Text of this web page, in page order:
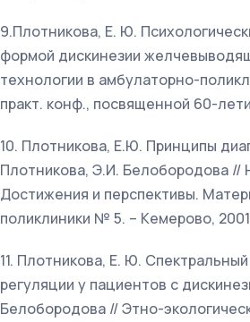
9.Плотникова, Е. Ю.
формой дискинезии
технологии в амбулаторно-
практ. конф., посвященной 60-
10. Плотникова, Е.Ю. Принципы
Плотникова, Э.И. Белобородова //
Достижения и перспективы.
поликлиники № 5. – Кемерово,
11. Плотникова, Е. Ю.
регуляции у пациентов с
Белобородова // Этно-